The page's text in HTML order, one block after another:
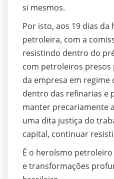
si mesmos.
Por isto, aos 19 dias da
petroleira, com a
resistindo dentro do
com petroleiros
da empresa em regime
dentro das refinarias e
manter precariamente
uma dita justiça do
capital, continuar
É o heroísmo
e transformações